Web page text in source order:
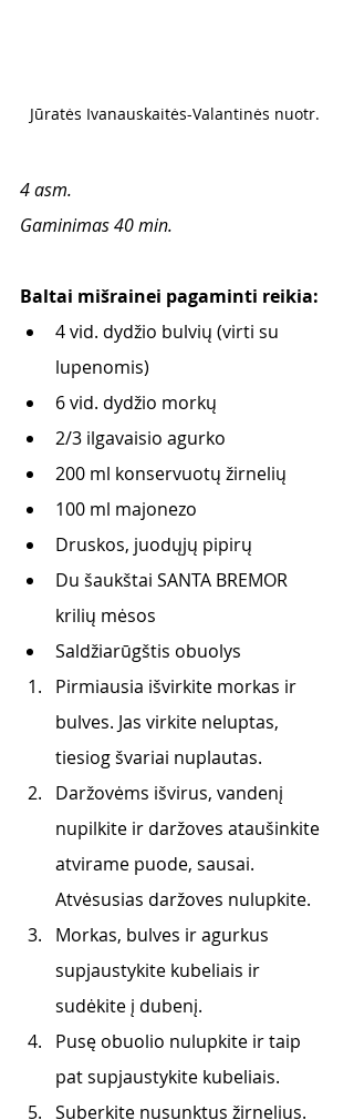
Jūratės Ivanauskaitės-Valantinės nuotr.
4 asm.
Gaminimas 40 min.
Baltai mišrainei pagaminti reikia:
4 vid. dydžio bulvių (virti su
lupenomis)
6 vid. dydžio morkų
2/3 ilgavaisio agurko
200 ml konservuotų žirnelių
100 ml majonezo
Druskos, juodųjų pipirų
Du šaukštai SANTA BREMOR
krilių mėsos
Saldžiarūgštis obuolys
Pirmiausia išvirkite morkas ir
bulves. Jas virkite neluptas,
tiesiog švariai nuplautas.
Daržovėms išvirus, vandenį
nupilkite ir daržoves ataušinkite
atvirame puode, sausai.
Atvėsusias daržoves nulupkite.
Morkas, bulves ir agurkus
supjaustykite kubeliais ir
sudėkite į dubenį.
Pusę obuolio nulupkite ir taip
pat supjaustykite kubeliais.
Suberkite nusunktus žirnelius.